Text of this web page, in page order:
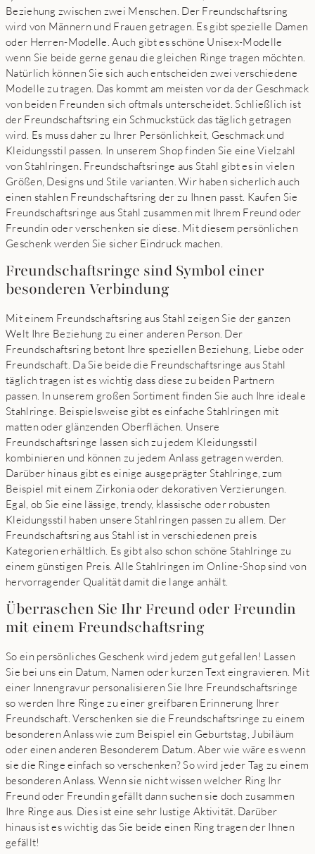
Beziehung zwischen zwei Menschen. Der Freundschaftsring
wird von Männern und Frauen getragen. Es gibt spezielle Damen
oder Herren-Modelle. Auch gibt es schöne Unisex-Modelle
wenn Sie beide gerne genau die gleichen Ringe tragen möchten.
Natürlich können Sie sich auch entscheiden zwei verschiedene
Modelle zu tragen. Das kommt am meisten vor da der Geschmack
von beiden Freunden sich oftmals unterscheidet. Schließlich ist
der Freundschaftsring ein Schmuckstück das täglich getragen
wird. Es muss daher zu Ihrer Persönlichkeit, Geschmack und
Kleidungsstil passen. In unserem Shop finden Sie eine Vielzahl
von Stahlringen. Freundschaftsringe aus Stahl gibt es in vielen
Größen, Designs und Stile varianten. Wir haben sicherlich auch
einen stahlen Freundschaftsring der zu Ihnen passt. Kaufen Sie
Freundschaftsringe aus Stahl zusammen mit Ihrem Freund oder
Freundin oder verschenken sie diese. Mit diesem persönlichen
Geschenk werden Sie sicher Eindruck machen.
Freundschaftsringe sind Symbol einer
besonderen Verbindung
Mit einem Freundschaftsring aus Stahl zeigen Sie der ganzen
Welt Ihre Beziehung zu einer anderen Person. Der
Freundschaftsring betont Ihre speziellen Beziehung, Liebe oder
Freundschaft. Da Sie beide die Freundschaftsringe aus Stahl
täglich tragen ist es wichtig dass diese zu beiden Partnern
passen. In unserem großen Sortiment finden Sie auch Ihre ideale
Stahlringe. Beispielsweise gibt es einfache Stahlringen mit
matten oder glänzenden Oberflächen. Unsere
Freundschaftsringe lassen sich zu jedem Kleidungsstil
kombinieren und können zu jedem Anlass getragen werden.
Darüber hinaus gibt es einige ausgeprägter Stahlringe, zum
Beispiel mit einem Zirkonia oder dekorativen Verzierungen.
Egal, ob Sie eine lässige, trendy, klassische oder robusten
Kleidungsstil haben unsere Stahlringen passen zu allem. Der
Freundschaftsring aus Stahl ist in verschiedenen preis
Kategorien erhältlich. Es gibt also schon schöne Stahlringe zu
einem günstigen Preis. Alle Stahlringen im Online-Shop sind von
hervorragender Qualität damit die lange anhält.
Überraschen Sie Ihr Freund oder Freundin
mit einem Freundschaftsring
So ein persönliches Geschenk wird jedem gut gefallen! Lassen
Sie bei uns ein Datum, Namen oder kurzen Text eingravieren. Mit
einer Innengravur personalisieren Sie Ihre Freundschaftsringe
so werden Ihre Ringe zu einer greifbaren Erinnerung Ihrer
Freundschaft. Verschenken sie die Freundschaftsringe zu einem
besonderen Anlass wie zum Beispiel ein Geburtstag, Jubiläum
oder einen anderen Besonderem Datum. Aber wie wäre es wenn
sie die Ringe einfach so verschenken? So wird jeder Tag zu einem
besonderen Anlass. Wenn sie nicht wissen welcher Ring Ihr
Freund oder Freundin gefällt dann suchen sie doch zusammen
Ihre Ringe aus. Dies ist eine sehr lustige Aktivität. Darüber
hinaus ist es wichtig das Sie beide einen Ring tragen der Ihnen
gefällt!